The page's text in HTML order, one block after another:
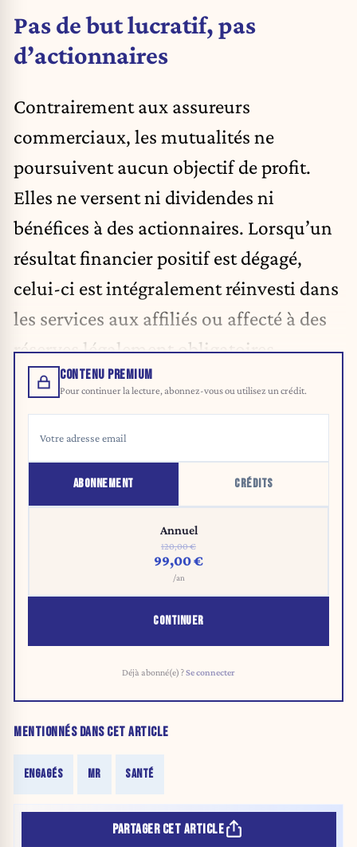
Pas de but lucratif, pas
d’actionnaires
Contrairement aux assureurs
commerciaux, les mutualités ne
poursuivent aucun objectif de profit.
Elles ne versent ni dividendes ni
bénéfices à des actionnaires. Lorsqu’un
résultat financier positif est dégagé,
celui-ci est intégralement réinvesti dans
les services aux affiliés ou affecté à des
réserves légalement obligatoires.
CONTENU PREMIUM
Pour continuer la lecture, abonnez-vous ou utilisez un crédit.
ABONNEMENT CRÉDITS
Annuel
120,00 €
99,00 €
/an
CONTINUER
Déjà abonné(e) ?Se connecter
MENTIONNÉS DANS CET ARTICLE
ENGAGÉS MR SANTÉ
PARTAGER CET ARTICLE